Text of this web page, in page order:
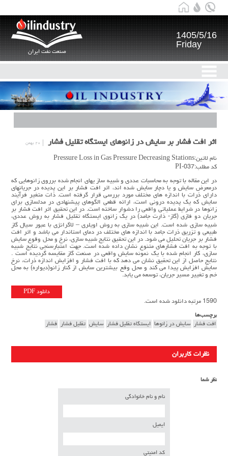
صنعت نفت ایران
1405/5/16
Friday
اثر افت فشار بر سایش در زانوهای ایستگاه تقلیل فشار ۲۰ بهمن
نام لاتین:Pressure Loss in Gas Pressure Decreasing Stations
کد مطلب:PI-037
در اين مقاله با توجه به محاسبات عددي و شبيه ساز يهاي انجام شده برروی زانوهایی که
درمعرض سایش و یا دچار سایش شده اند، اثر افت فشار بر اين پديده در جريانهاي
داراي ذرات با اندازه هاي مختلف مورد بررسي قرار گرفته است. ذات متغیر فرآیند
سایش که یک پدیده درونی است، ارائه قطعی الگوهای پیشنهادی در مدلسازی برای
زانوها در شرایط عملیاتی واقعی را دشوار ساخته است. در این تحقیق اثر افت فشار بر
جریان دو فازی (گاز- ذارت جامد) در یک زانوی ایستگاه تقلیل فشار به روش عددی،
شبیه سازی شده است. این شبیه سازی به روش اویلری – لاگرانژی با عبور سیال گاز
طبیعی و تزریق ذرات جامد با اندازه هاي مختلف در دمای استاندار می باشد و اثر افت
فشار بر جریان تحلیل می شود. در این تحقیق نتایج شبیه سازی، نرخ و محل وقوع سایش
با توجه به افت فشارهای متنوع نشان داده شده است. جهت اعتبارسنجی نتایج شبیه
سازی، کار انجام شده با یک نمونه سایش واقعی در صنعت گاز مقایسه گردیده است .
نتايج حاصل از اين تحقيق نشان می دهد كه با افت فشار و افزايش اندازه ذرات، نرخ
سایش افزایش پیدا می کند و محل وقع بیشترین سایش از کنار زانو(دیواره) به محل
خم و تغییر مسیر جریان، توسعه می یابد.
دانلود PDF
1590 مرتبه دانلود شده است.
برچسب‌ها
افت فشار
سایش در زانوها ایستگاه تقلیل فشار سایش تقلیل فشار فشار
نظرات کاربران
نظر شما
نام و نام خانوادگی
ایمیل
کد امنیتی